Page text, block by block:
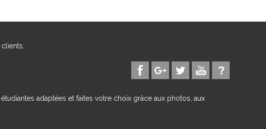
adaptées et faites votre choix grâce aux photos, aux